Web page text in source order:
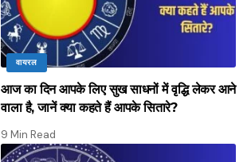
वायरल
आज का दिन आपके लिए सुख साधनों में वृद्धि लेकर आने
वाला है, जानें क्या कहते हैं आपके सितारे?
9 Min Read